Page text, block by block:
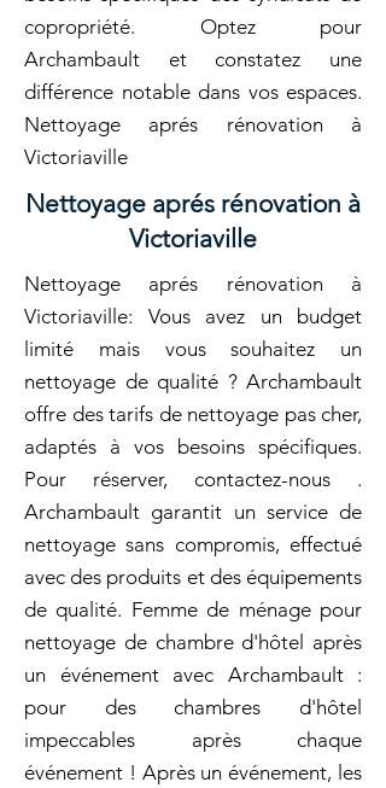
copropriété. Optez pour
Archambault et constatez une
différence notable dans vos espaces.
Nettoyage aprés rénovation à
Victoriaville
Nettoyage aprés rénovation à
Victoriaville
Nettoyage aprés rénovation à
Victoriaville: Vous avez un budget
limité mais vous souhaitez un
nettoyage de qualité ? Archambault
offre des tarifs de nettoyage pas cher,
adaptés à vos besoins spécifiques.
Pour réserver, contactez-nous .
Archambault garantit un service de
nettoyage sans compromis, effectué
avec des produits et des équipements
de qualité. Femme de ménage pour
nettoyage de chambre d'hôtel après
un événement avec Archambault :
pour des chambres d'hôtel
impeccables après chaque
événement ! Après un événement, les